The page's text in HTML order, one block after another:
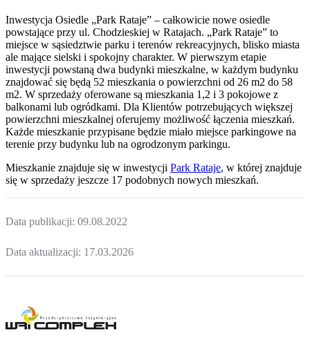
Inwestycja Osiedle „Park Rataje” – całkowicie nowe osiedle
powstające przy ul. Chodzieskiej w Ratajach. „Park Rataje” to
miejsce w sąsiedztwie parku i terenów rekreacyjnych, blisko miasta
ale mające sielski i spokojny charakter. W pierwszym etapie
inwestycji powstaną dwa budynki mieszkalne, w każdym budynku
znajdować się będą 52 mieszkania o powierzchni od 26 m2 do 58
m2. W sprzedaży oferowane są mieszkania 1,2 i 3 pokojowe z
balkonami lub ogródkami. Dla Klientów potrzebujących większej
powierzchni mieszkalnej oferujemy możliwość łączenia mieszkań.
Każde mieszkanie przypisane będzie miało miejsce parkingowe na
terenie przy budynku lub na ogrodzonym parkingu.
Mieszkanie znajduje się w inwestycji Park Rataje, w której znajduje
się w sprzedaży jeszcze 17 podobnych nowych mieszkań.
Data publikacji: 09.08.2022
Data aktualizacji: 17.03.2026